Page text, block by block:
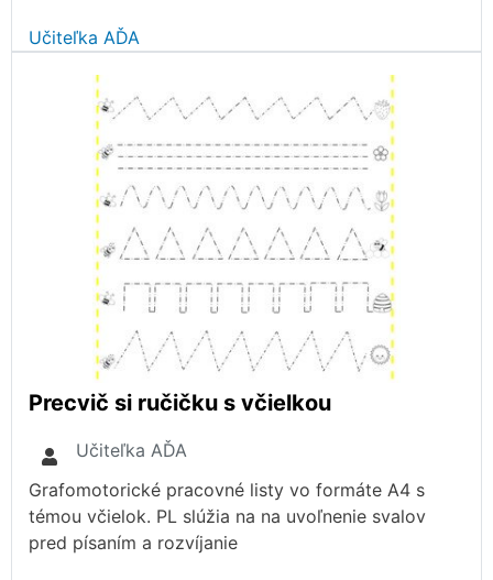
Učiteľka AĎA
Precvič si ručičku s včielkou
Učiteľka AĎA
Grafomotorické pracovné listy vo formáte A4 s
témou včielok. PL slúžia na na uvoľnenie svalov
pred písaním a rozvíjanie